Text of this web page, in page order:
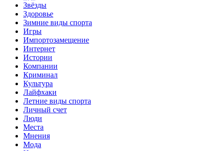
Звёзды
Здоровье
Зимние виды спорта
Игры
Импортозамещение
Интернет
Истории
Компании
Криминал
Культура
Лайфхаки
Летние виды спорта
Личный счет
Люди
Места
Мнения
Мода